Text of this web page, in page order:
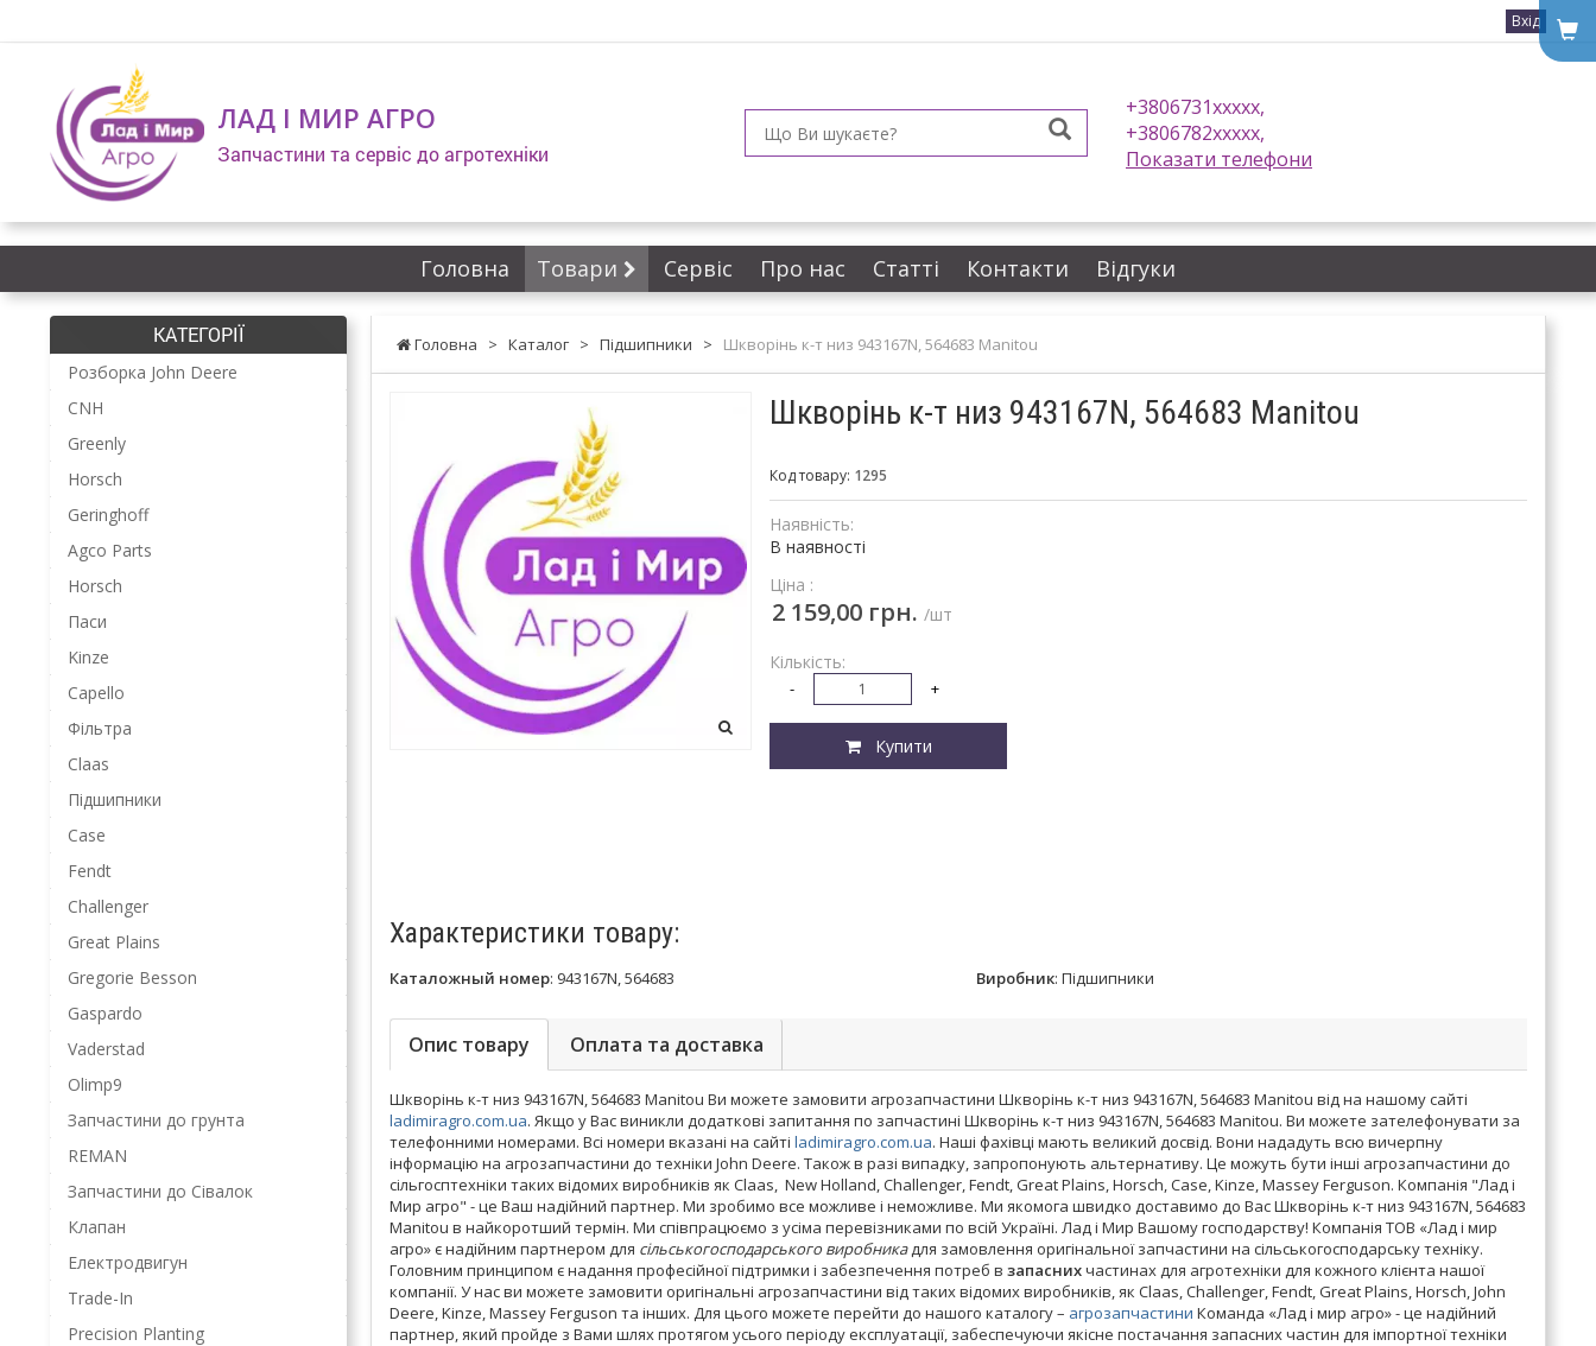
Вхід
ЛАД І МИР АГРО
Запчастини та сервіс до агротехніки
+3806731xxxxx,
+3806782xxxxx,
Показати телефони
Головна Товари Сервіс Про нас Статті Контакти Відгуки
Головна > Каталог > Підшипники > Шкворінь к-т низ 943167N, 564683 Manitou
Шкворінь к-т низ 943167N, 564683 Manitou
Код товару: 1295
Наявність:
В наявності
Ціна :
2 159,00 грн. /шт
Кількість:
- +
Купити
Характеристики товару:
Каталожный номер: 943167N, 564683 Виробник: Підшипники
Опис товару Оплата та доставка
Шкворінь к-т низ 943167N, 564683 Manitou Ви можете замовити агрозапчастини Шкворінь к-т низ 943167N, 564683 Manitou від на нашому сайті
ladimiragro.com.ua. Якщо у Вас виникли додаткові запитання по запчастині Шкворінь к-т низ 943167N, 564683 Manitou. Ви можете зателефонувати за
телефонними номерами. Всі номери вказані на сайті ladimiragro.com.ua. Наші фахівці мають великий досвід. Вони нададуть всю вичерпну
інформацію на агрозапчастини до техніки John Deere. Також в разі випадку, запропонують альтернативу. Це можуть бути інші агрозапчастини до
сільгосптехніки таких відомих виробників як Claas, New Holland, Challenger, Fendt, Great Plains, Horsch, Case, Kinze, Massey Ferguson. Компанія "Лад і
Мир агро" - це Ваш надійний партнер. Ми зробимо все можливе і неможливе. Ми якомога швидко доставимо до Вас Шкворінь к-т низ 943167N, 564683
Manitou в найкоротший термін. Ми співпрацюємо з усіма перевізниками по всій Україні. Лад і Мир Вашому господарству! Компанія ТОВ «Лад і мир
агро» є надійним партнером для сільськогосподарського виробникадля замовлення оригінальної запчастини на сільськогосподарську техніку.
Головним принципом є надання професійної підтримки і забезпечення потреб в запаснихчастинах для агротехніки для кожного клієнта нашої
компанії. У нас ви можете замовити оригінальні агрозапчастини від таких відомих виробників, як Claas, Challenger, Fendt, Great Plains, Horsch, John
Deere, Kinze, Massey Ferguson та інших. Для цього можете перейти до нашого каталогу – агрозапчастини Команда «Лад і мир агро» - це надійний
партнер, який пройде з Вами шлях протягом усього періоду експлуатації, забеспечуючи якісне постачання запасних частин для імпортної техніки
КАТЕГОРІЇ
Розборка John Deere
CNH
Greenly
Horsch
Geringhoff
Agco Parts
Horsch
Паси
Kinze
Capello
Фільтра
Claas
Підшипники
Case
Fendt
Challenger
Great Plains
Gregorie Besson
Gaspardo
Vaderstad
Olimp9
Запчастини до грунта
REMAN
Запчастини до Сівалок
Клапан
Електродвигун
Trade-In
Precision Planting